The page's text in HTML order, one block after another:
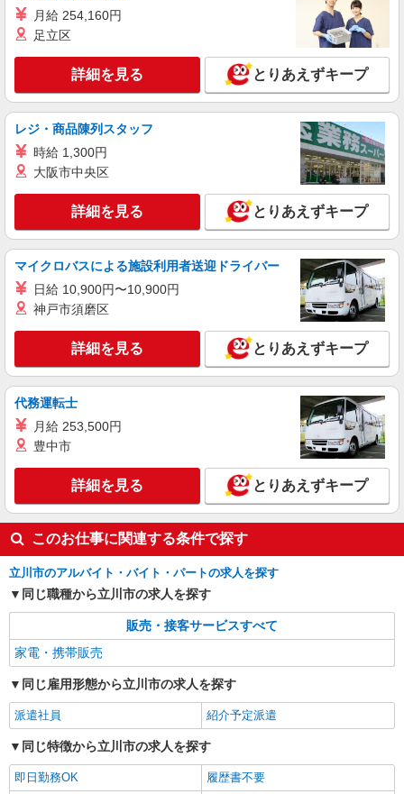
給 ゜+゜・。○。・゜+゜・。○。・゜+゜ 入社祝
い金10万円支給(規定有) お友達を紹介頂くと, イン
（規程有）★ ゜・。○。・゜+゜・。○。・゜+゜
派遣社員 紹介予定派遣
スマホ携帯販売【エーユー】
時給1650円〜 ※残業代支給 ★交通費上限800
11400円/月支給 家電アドバイザー資格をお持ちの
方はグレードに合わせて2500〜5000円/月支給 ※
ールスアドバイザー）に昇格すると16600円/月支
い金10万円支給(規定有) お友達を紹介頂くと, イン
センティブ支給(規定有) ★月2回払い・週払い可能
（規程有）★ ゜・。○。・゜+゜・。○。・゜+゜
東京都立川市の家電量販店
キープ 詳細を見る
紹介予定派遣
株式会社シエロ
携帯販売スタッフ【au】
時給1650円〜 ※残業代支給 ★交通費上限800
円/日 【資格手当制度】 au資格取得で5200〜
11400円/月支給 家電アドバイザー資格をお持ちの
方はグレードに合わせて2500〜5000円/月支給 ※
入社後獲得も対象 【役割手当】 CSA（チーフセ
ールスアドバイザー）に昇格すると16600円/月支
給 ゜+゜・。○。・゜+゜・。○。・゜+゜ 入社祝
い金10万円支給(規定有) お友達を紹介頂くと, イン
（規程有）★ ゜・。○。・゜+゜・。○。・゜+゜
キープ 詳細を見る
月給 254,160円
足立区
詳細を見る とりあえずキープ
レジ・商品陳列スタッフ
時給 1,300円
大阪市中央区
詳細を見る とりあえずキープ
マイクロバスによる施設利用者送迎ドライバー
日給 10,900円〜10,900円
神戸市須磨区
詳細を見る とりあえずキープ
代務運転士
月給 253,500円
豊中市
詳細を見る とりあえずキープ
このお仕事に関連する条件で探す
立川市のアルバイト・バイト・パートの求人を探す
同じ職種から立川市の求人を探す
販売・接客サービスすべて
家電・携帯販売
同じ雇用形態から立川市の求人を探す
派遣社員 紹介予定派遣
同じ特徴から立川市の求人を探す
即日勤務OK
履歴書不要